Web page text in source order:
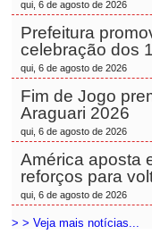
qui, 6 de agosto de 2026
Prefeitura
celebração dos
qui, 6 de agosto de 2026
Fim de Jogo
Araguari 2026
qui, 6 de agosto de 2026
América aposta
reforços para
qui, 6 de agosto de 2026
> > Veja mais notícias...